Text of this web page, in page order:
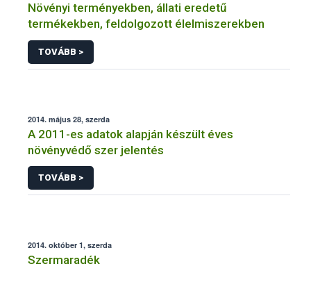
Növényi terményekben, állati eredetű
termékekben, feldolgozott élelmiszerekben
TOVÁBB >
2014. május 28, szerda
A 2011-es adatok alapján készült éves
növényvédő szer jelentés
TOVÁBB >
2014. október 1, szerda
Szermaradék